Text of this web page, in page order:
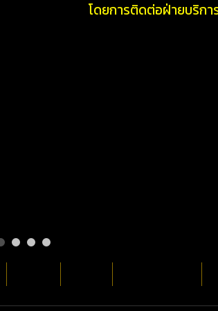
โดยการติดต่อฝ่ายบริกา